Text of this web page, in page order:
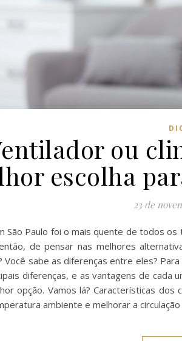
ou
escolha
23 de
São Paulo foi o mais quente de todos
de pensar nas melhores
Você sabe as diferenças entre eles?
diferenças, e as vantagens de cada
opção. Vamos lá? Características
ambiente e melhorar a